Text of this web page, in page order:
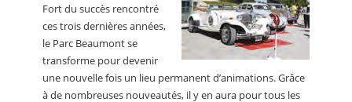
Fort du succès rencontré
ces trois dernières années,
le Parc Beaumont se
transforme pour devenir
une nouvelle fois un lieu permanent d’animations. Grâce
à de nombreuses nouveautés, il y en aura pour tous les